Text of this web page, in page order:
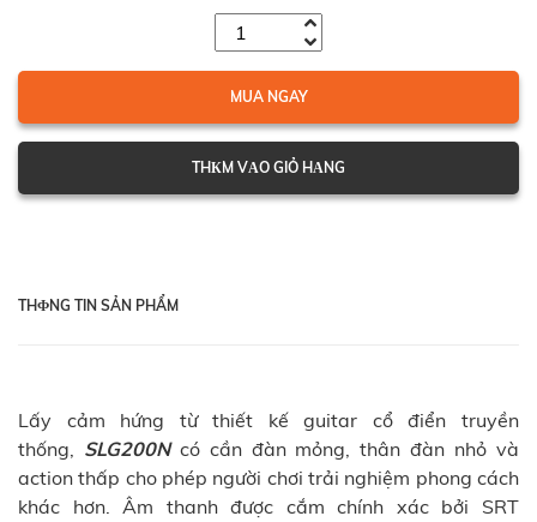
MUA NGAY
THКM VАO GIỎ HАNG
THФNG TIN SẢN PHẨM
Lấy cảm hứng từ thiết kế guitar cổ điển truyền
thống, SLG200Ncó cần đàn mỏng, thân đàn nhỏ và
action thấp cho phép người chơi trải nghiệm phong cách
khác hơn. Âm thanh được cắm chính xác bởi SRT